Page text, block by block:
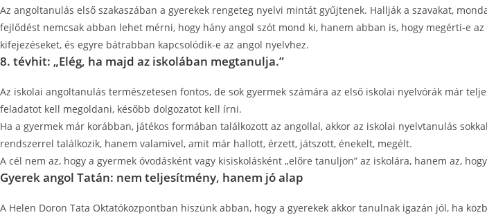
Az angoltanulás első szakaszában a gyerekek rengeteg nyelvi mintát gyűjtenek. Hallják a szavakat,
fejlődést nemcsak abban lehet mérni, hogy hány angol szót mond ki, hanem abban is, hogy megérti-e
kifejezéseket, és egyre bátrabban kapcsolódik-e az angol nyelvhez.
8. tévhit: „Elég, ha majd az iskolában megtanulja.”
Az iskolai angoltanulás természetesen fontos, de sok gyermek számára az első iskolai nyelvórák már
feladatot kell megoldani, később dolgozatot kell írni.
Ha a gyermek már korábban, játékos formában találkozott az angollal, akkor az iskolai nyelvtanulás
rendszerrel találkozik, hanem valamivel, amit már hallott, érzett, játszott, énekelt, megélt.
A cél nem az, hogy a gyermek óvodásként vagy kisiskolásként „előre tanuljon” az iskolára, hanem az,
Gyerek angol Tatán: nem teljesítmény, hanem jó alap
A Helen Doron Tata Oktatóközpontban hiszünk abban, hogy a gyerekek akkor tanulnak igazán jól, ha